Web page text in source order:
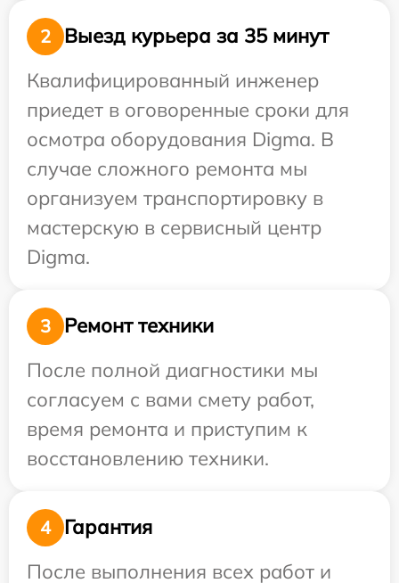
2
Выезд курьера за 35 минут
Квалифицированный инженер
приедет в оговоренные сроки для
осмотра оборудования Digma. В
случае сложного ремонта мы
организуем транспортировку в
мастерскую в сервисный центр
Digma.
3
Ремонт техники
После полной диагностики мы
согласуем с вами смету работ,
время ремонта и приступим к
восстановлению техники.
4
Гарантия
После выполнения всех работ и